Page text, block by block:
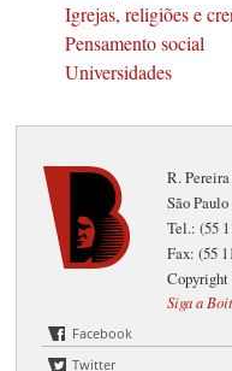
Igrejas, religiões e
Pensamento social
Universidades
R.
São
Tel.: (55
Fax: (55
Siga a
Facebook
Twitter